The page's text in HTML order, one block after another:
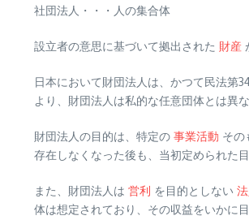
社団法人・・・人の集合体
設立者の意思に基づいて拠出された 財産
日本において財団法人は、かつて民法第
より、財団法人は私的な任意団体とは異
財団法人の目的は、特定の 事業活動 その
存在しなくなった後も、当初定められた
また、財団法人は 営利 を目的としない
体は想定されており、その収益をいかに